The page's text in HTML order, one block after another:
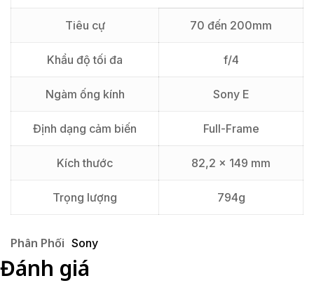
Tiêu cự 70 đến 200mm
Khẩu độ tối đa f/4
Ngàm ống kính Sony E
Định dạng cảm biến Full-Frame
Kích thước 82,2 x 149 mm
Trọng lượng 794g
Phân Phối Sony
Đánh giá